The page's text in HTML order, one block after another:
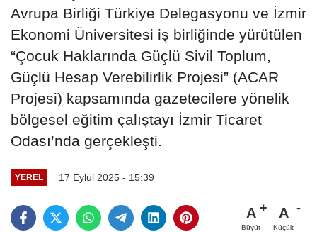
Avrupa Birliği Türkiye Delegasyonu ve İzmir
Ekonomi Üniversitesi iş birliğinde yürütülen
“Çocuk Haklarında Güçlü Sivil Toplum,
Güçlü Hesap Verebilirlik Projesi” (ACAR
Projesi) kapsamında gazetecilere yönelik
bölgesel eğitim çalıştayı İzmir Ticaret
Odası’nda gerçekleşti.
YEREL 17 Eylül 2025 - 15:39
A
Büyüt
A
Küçült